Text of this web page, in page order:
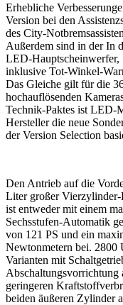
Erhebliche
Version bei den
des City-
Außerdem sind in der In
LED-Hauptscheinwerfer,
inklusive Tot-Winkel-
Das Gleiche gilt für die
hochauflösenden
Technik-Paktes ist LED-
Hersteller die neue
der Version Selection
Den Antrieb auf die
Liter großer
ist entweder mit einem
Sechsstufen-Automatik
von 121 PS und ein
Newtonmetern bei. 2800
Varianten mit
Abschaltungsvorrichtung
geringeren
beiden äußeren Zylinder